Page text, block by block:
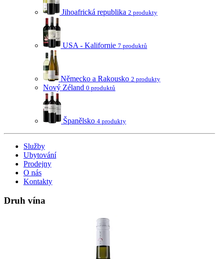
Jihoafrická republika 2 produkty
USA - Kalifornie 7 produktů
Německo a Rakousko 2 produkty
Nový Zéland 0 produktů
Španělsko 4 produkty
Služby
Ubytování
Prodejny
O nás
Kontakty
Druh vína